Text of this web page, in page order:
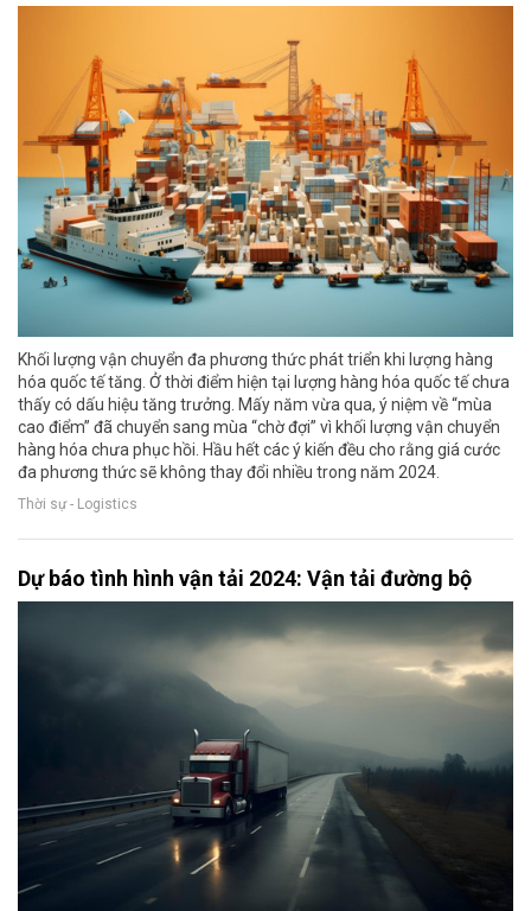
Khối lượng vận chuyển đa phương thức phát triển khi lượng hàng
hóa quốc tế tăng. Ở thời điểm hiện tại lượng hàng hóa quốc tế chưa
thấy có dấu hiệu tăng trưởng. Mấy năm vừa qua, ý niệm về “mùa
cao điểm” đã chuyển sang mùa “chờ đợi” vì khối lượng vận chuyển
hàng hóa chưa phục hồi. Hầu hết các ý kiến đều cho rằng giá cước
đa phương thức sẽ không thay đổi nhiều trong năm 2024.
Thời sự - Logistics
Dự báo tình hình vận tải 2024: Vận tải đường bộ